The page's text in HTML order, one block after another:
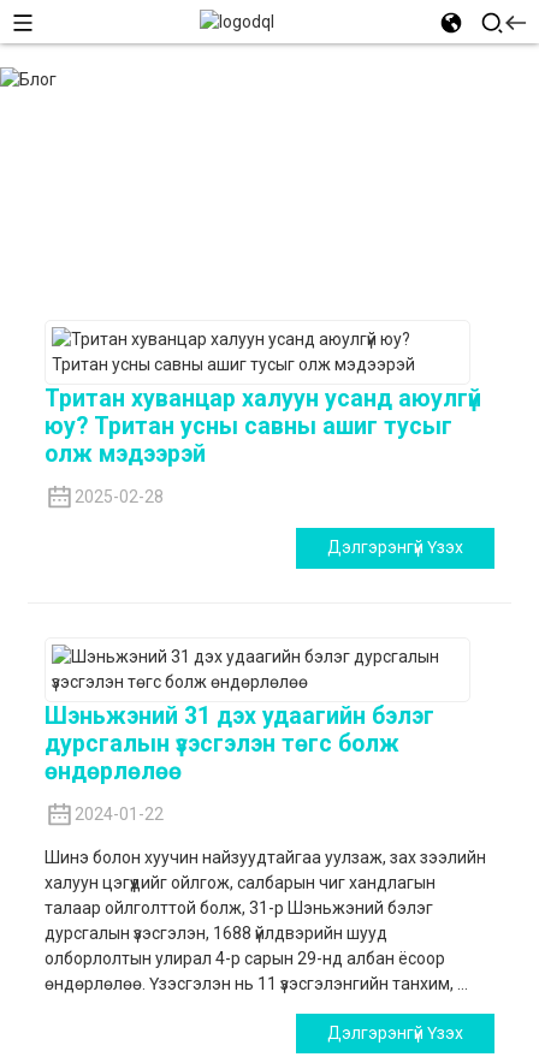
Тритан хуванцар халуун усанд аюулгүй
юу? Тритан усны савны ашиг тусыг
олж мэдээрэй
2025-02-28
Дэлгэрэнгүй Үзэх
Шэньжэний 31 дэх удаагийн бэлэг
дурсгалын үзэсгэлэн төгс болж
өндөрлөлөө
2024-01-22
Шинэ болон хуучин найзуудтайгаа уулзаж, зах зээлийн
халуун цэгүүдийг ойлгож, салбарын чиг хандлагын
талаар ойлголттой болж, 31-р Шэньжэний бэлэг
дурсгалын үзэсгэлэн, 1688 үйлдвэрийн шууд
олборлолтын улирал 4-р сарын 29-нд албан ёсоор
өндөрлөлөө. Үзэсгэлэн нь 11 үзэсгэлэнгийн танхим, ...
Дэлгэрэнгүй Үзэх